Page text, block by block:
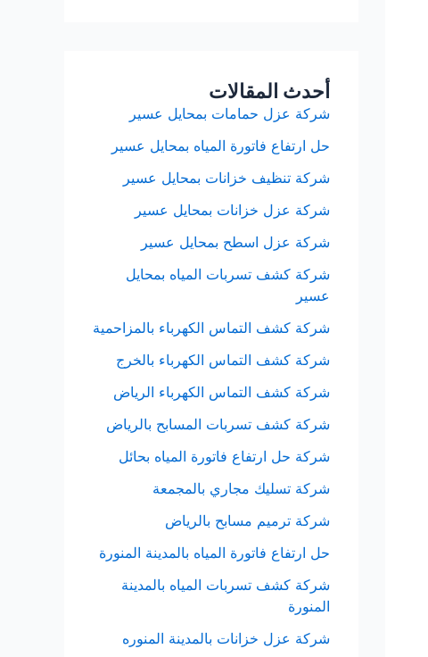
أحدث المقالات
شركة عزل حمامات بمحايل عسير
حل ارتفاع فاتورة المياه بمحايل عسير
شركة تنظيف خزانات بمحايل عسير
شركة عزل خزانات بمحايل عسير
شركة عزل اسطح بمحايل عسير
شركة كشف تسربات المياه بمحايل
عسير
شركة كشف التماس الكهرباء بالمزاحمية
شركة كشف التماس الكهرباء بالخرج
شركة كشف التماس الكهرباء الرياض
شركة كشف تسربات المسابح بالرياض
شركة حل ارتفاع فاتورة المياه بحائل
شركة تسليك مجاري بالمجمعة
شركة ترميم مسابح بالرياض
حل ارتفاع فاتورة المياه بالمدينة المنورة
شركة كشف تسربات المياه بالمدينة
المنورة
شركة عزل خزانات بالمدينة المنوره